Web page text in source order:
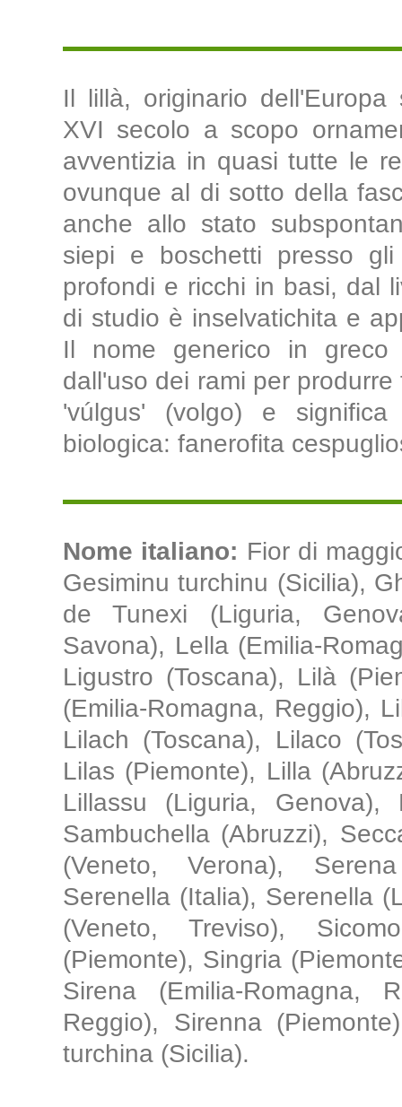
Il lillà, originario
XVI secolo a scopo
avventizia in quasi tutte le
ovunque al di sotto della
anche allo stato
siepi e boschetti presso
profondi e ricchi in basi, dal
di studio è inselvatichita e
Il nome generico in greco
dall'uso dei rami per
'vúlgus' (volgo) e significa
biologica: fanerofita
Nome italiano: Fior di
Gesiminu turchinu (Sicilia),
de Tunexi (Liguria,
Savona), Lella (Emilia-
Ligustro (Toscana), Lilà
(Emilia-Romagna, Reggio),
Lilach (Toscana), Lilaco
Lilas (Piemonte), Lilla
Lillassu (Liguria,
Sambuchella (Abruzzi),
(Veneto, Verona),
Serenella (Italia), Serenella
(Veneto, Treviso),
(Piemonte), Singria
Sirena (Emilia-Romagna,
Reggio), Sirenna
turchina (Sicilia).